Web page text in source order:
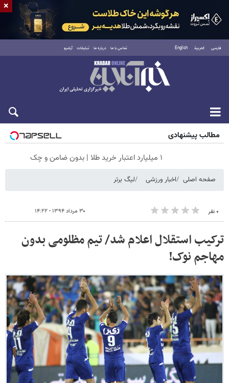
فارسی العربية English تماس با ما درباره ما تبلیغات آرشیو
جمعه ۱۶ مرداد ۱۴۰۵
مطالب پیشنهادی
۱ میلیارد اعتبار خرید طلا | بدون ضامن و چک
صفحه اصلی اخبار ورزشی لیگ برتر
۰ نفر ۳۰ مرداد ۱۳۹۴ - ۱۴:۲۲
ترکیب استقلال اعلام شد/ تیم مظلومی بدون
مهاجم نوک!
×